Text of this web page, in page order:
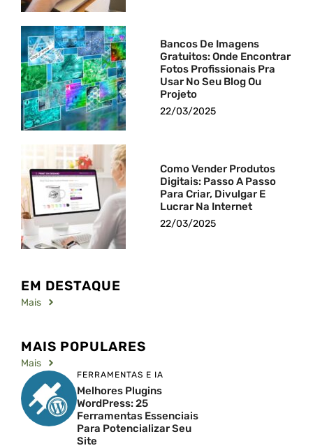
Bancos De Imagens
Gratuitos: Onde Encontrar
Fotos Profissionais Pra
Usar No Seu Blog Ou
Projeto
22/03/2025
Como Vender Produtos
Digitais: Passo A Passo
Para Criar, Divulgar E
Lucrar Na Internet
22/03/2025
EM DESTAQUE
Mais
MAIS POPULARES
Mais
FERRAMENTAS E IA
Melhores Plugins
WordPress: 25
Ferramentas Essenciais
Para Potencializar Seu
Site